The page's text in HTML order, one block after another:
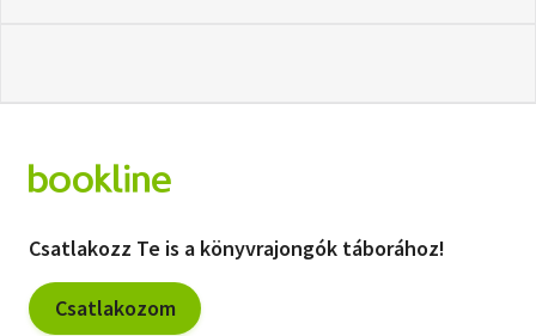
Csatlakozz Te is a könyvrajongók táborához!
Csatlakozom